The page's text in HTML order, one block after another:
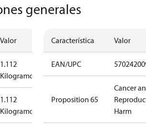
generales
Valor
1.112
Kilogramo
1.112
Kilogramo
Característica Valor
EAN/UPC
Proposition 65
Cancer
Harm